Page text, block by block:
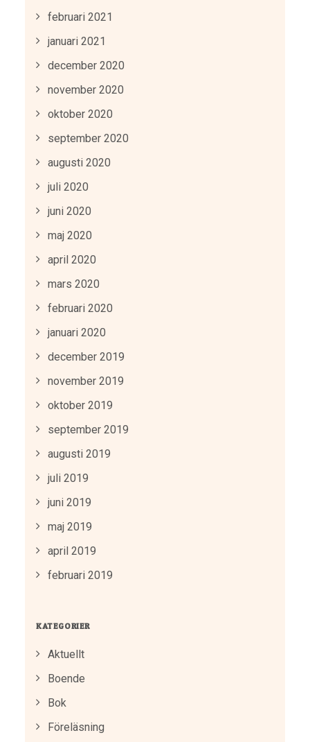
februari 2021
januari 2021
december 2020
november 2020
oktober 2020
september 2020
augusti 2020
juli 2020
juni 2020
maj 2020
april 2020
mars 2020
februari 2020
januari 2020
december 2019
november 2019
oktober 2019
september 2019
augusti 2019
juli 2019
juni 2019
maj 2019
april 2019
februari 2019
KATEGORIER
Aktuellt
Boende
Bok
Föreläsning